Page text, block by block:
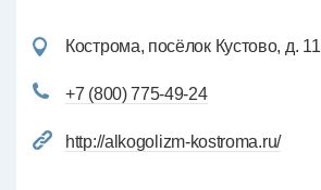
Кострома, посёлок Кустово, д. 11
+7 (800) 775-49-24
http://alkogolizm-kostroma.ru/